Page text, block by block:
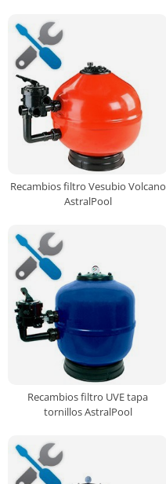
Recambios filtro Vesubio Volcano
AstralPool
Recambios filtro UVE tapa
tornillos AstralPool